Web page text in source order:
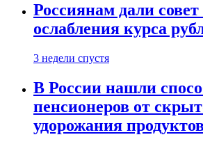
Россиянам дали
ослабления курса
3 недели спустя
В России нашли
пенсионеров от
удорожания